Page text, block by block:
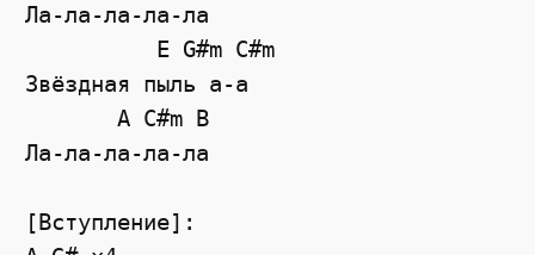
Ла-ла-ла-ла-ла
          E G#m C#m
Звёздная пыль а-а
       A C#m B
Ла-ла-ла-ла-ла
[Вступление]: